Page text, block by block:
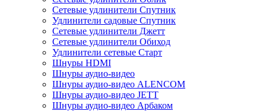
Сетевые удлинители Спутник
Удлинители садовые Спутник
Сетевые удлинители Джетт
Сетевые удлинители Обиход
Удлинители сетевые Старт
Шнуры HDMI
Шнуры аудио-видео
Шнуры аудио-видео ALENCOM
Шнуры аудио-видео JETT
Шнуры аудио-видео Арбаком